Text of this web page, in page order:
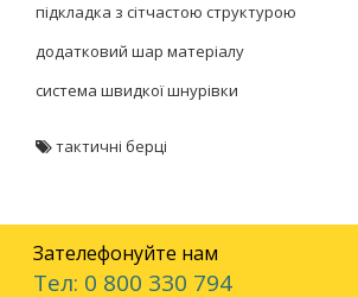
підкладка з сітчастою структурою
додатковий шар матеріалу
система швидкої шнурівки
тактичні берці
Зателефонуйте нам
Тел: 0 800 330 794